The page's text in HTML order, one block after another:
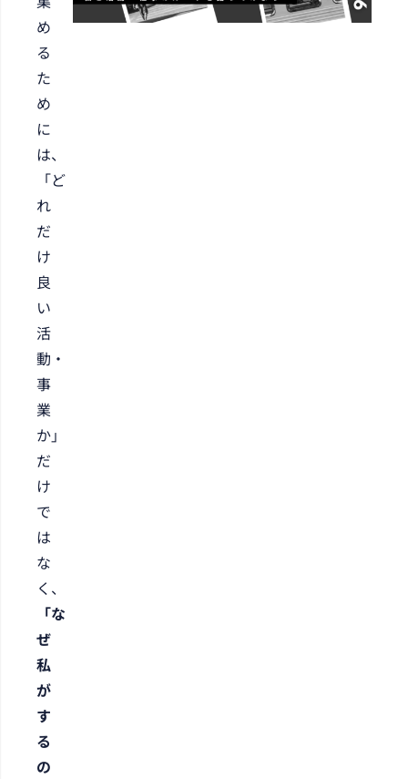
め
る
た
め
に
は、
「ど
れ
だ
け
良
い
活
動・
事
業
か」
だ
け
で
は
な
く、
「な
ぜ
私
が
す
る
の